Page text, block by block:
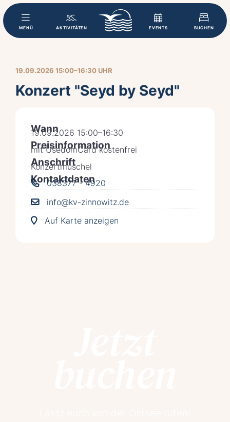
MENÜ AKTIVITÄTEN EVENTS BUCHEN
19.09.2026 15:00–16:30 UHR
Konzert "Seyd by Seyd"
Wann
19.09.2026 15:00–16:30
Preisinformation
mit UsedomCard kostenfrei
Anschrift
Konzertmuschel
Kontaktdaten
038377 - 4920
info@kv-zinnowitz.de
Auf Karte anzeigen